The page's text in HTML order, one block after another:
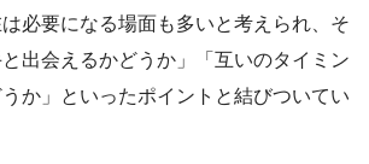
必要になる場面も多いと考えられ、そ
出会えるかどうか」「互いのタイミン
か」といったポイントと結びついてい